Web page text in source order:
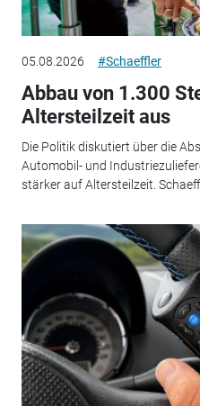
05.08.2026 #Schaeffler
Abbau von 1.300
Altersteilzeit aus
Die Politik diskutiert über die
Automobil- und
stärker auf Altersteilzeit.